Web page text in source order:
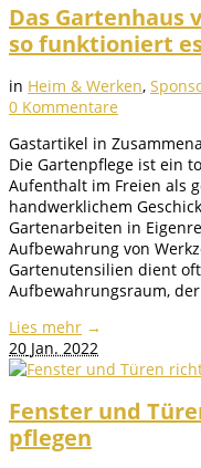
Das Gartenhaus
so funktioniert
in Heim & Werken,
0 Kommentare
Gastartikel in
Die Gartenpflege ist ein
Aufenthalt im Freien als
handwerklichem
Gartenarbeiten in
Aufbewahrung von
Gartenutensilien dient
Aufbewahrungsraum,
Lies mehr →
20 Jan. 2022
Fenster und
pflegen